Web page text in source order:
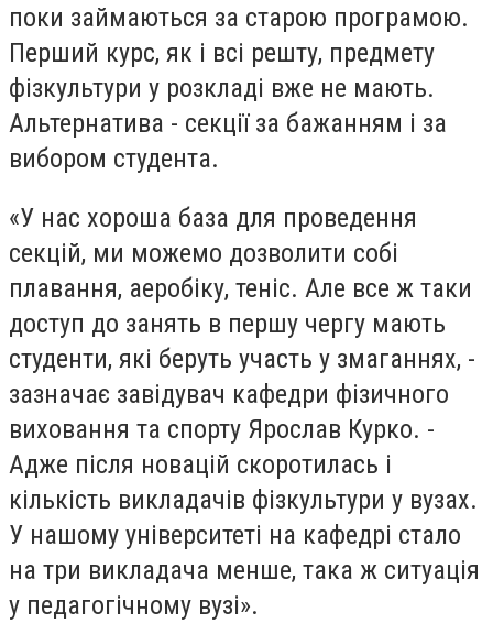
поки займаються за старою програмою.
Перший курс, як і всі решту, предмету
фізкультури у розкладі вже не мають.
Альтернатива - секції за бажанням і за
вибором студента.
«У нас хороша база для проведення
секцій, ми можемо дозволити собі
плавання, аеробіку, теніс. Але все ж таки
доступ до занять в першу чергу мають
студенти, які беруть участь у змаганнях, -
зазначає завідувач кафедри фізичного
виховання та спорту Ярослав Курко. -
Адже після новацій скоротилась і
кількість викладачів фізкультури у вузах.
У нашому університеті на кафедрі стало
на три викладача менше, така ж ситуація
у педагогічному вузі».